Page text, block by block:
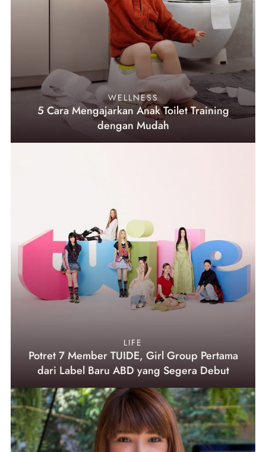
WELLNESS
5 Cara Mengajarkan Anak Toilet Training
dengan Mudah
LIFE
Potret 7 Member TUIDE, Girl Group Pertama
dari Label Baru ABD yang Segera Debut